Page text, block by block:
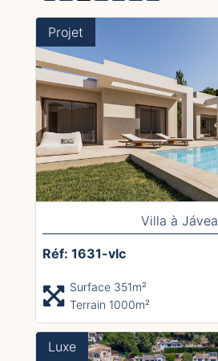
Projet
Villa à Jávea
Réf: 1631-vlc
Surface 351m²
Terrain 1000m²
Luxe